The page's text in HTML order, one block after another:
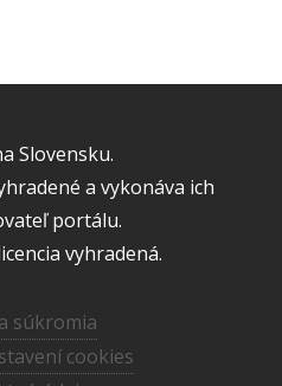
Slovensku.
a vykonáva ich
portálu.
vyhradená.
súkromia
cookies